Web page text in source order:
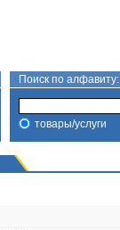
Поиск по алфавиту:
товары/услуги